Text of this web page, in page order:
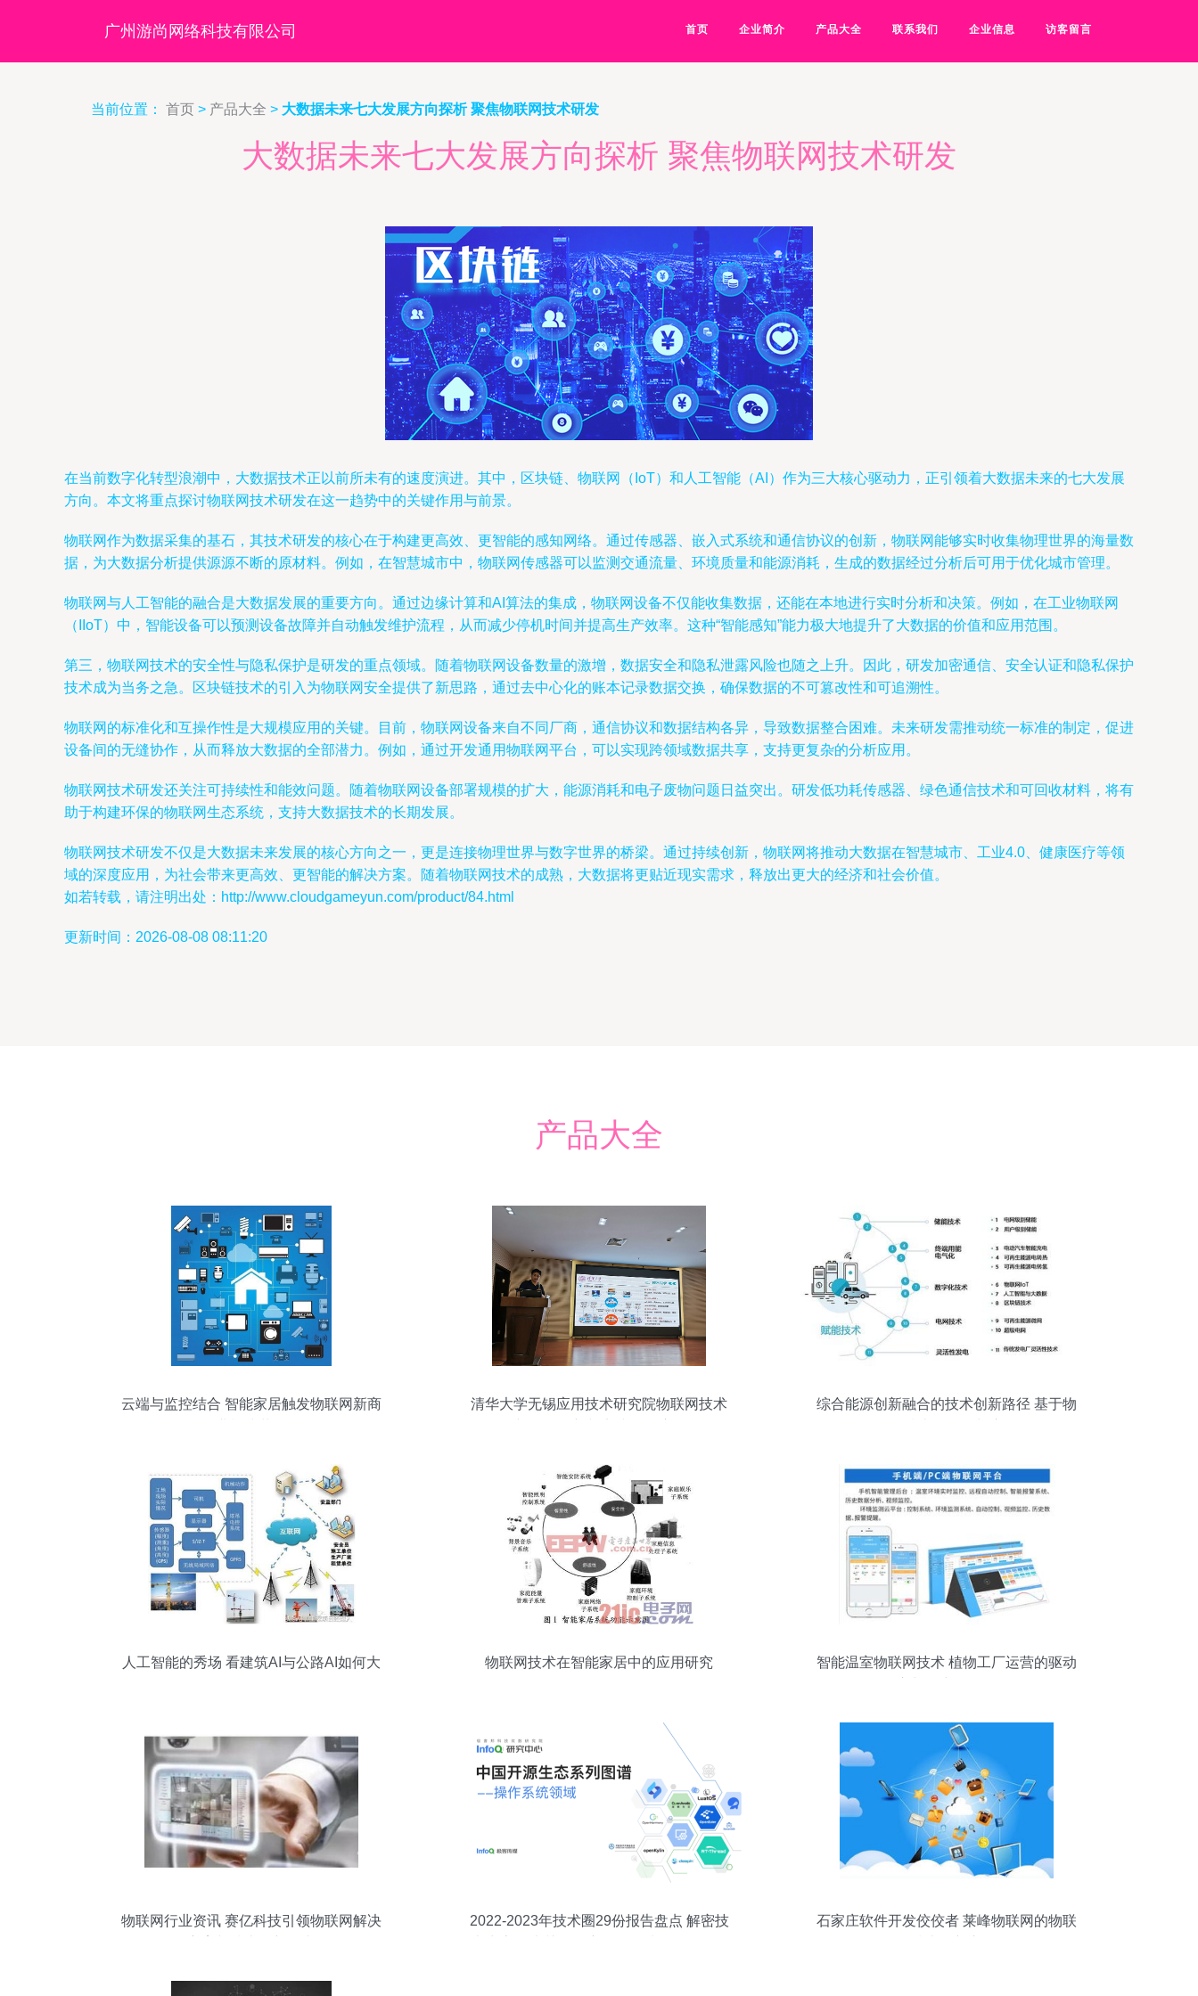
广州游尚网络科技有限公司 首页 企业简介 产品大全 联系我们 企业信息 访客留言
当前位置： 首页 > 产品大全 > 大数据未来七大发展方向探析 聚焦物联网技术研发
大数据未来七大发展方向探析 聚焦物联网技术研发
在当前数字化转型浪潮中，大数据技术正以前所未有的速度演进。其中，区块链、物联网（IoT）和人工智能（AI）作为三大核心驱动力，正引领着大数据未来的七大发展
方向。本文将重点探讨物联网技术研发在这一趋势中的关键作用与前景。
物联网作为数据采集的基石，其技术研发的核心在于构建更高效、更智能的感知网络。通过传感器、嵌入式系统和通信协议的创新，物联网能够实时收集物理世界的海量数
据，为大数据分析提供源源不断的原材料。例如，在智慧城市中，物联网传感器可以监测交通流量、环境质量和能源消耗，生成的数据经过分析后可用于优化城市管理。
物联网与人工智能的融合是大数据发展的重要方向。通过边缘计算和AI算法的集成，物联网设备不仅能收集数据，还能在本地进行实时分析和决策。例如，在工业物联网
（IIoT）中，智能设备可以预测设备故障并自动触发维护流程，从而减少停机时间并提高生产效率。这种“智能感知”能力极大地提升了大数据的价值和应用范围。
第三，物联网技术的安全性与隐私保护是研发的重点领域。随着物联网设备数量的激增，数据安全和隐私泄露风险也随之上升。因此，研发加密通信、安全认证和隐私保护
技术成为当务之急。区块链技术的引入为物联网安全提供了新思路，通过去中心化的账本记录数据交换，确保数据的不可篡改性和可追溯性。
物联网的标准化和互操作性是大规模应用的关键。目前，物联网设备来自不同厂商，通信协议和数据结构各异，导致数据整合困难。未来研发需推动统一标准的制定，促进
设备间的无缝协作，从而释放大数据的全部潜力。例如，通过开发通用物联网平台，可以实现跨领域数据共享，支持更复杂的分析应用。
物联网技术研发还关注可持续性和能效问题。随着物联网设备部署规模的扩大，能源消耗和电子废物问题日益突出。研发低功耗传感器、绿色通信技术和可回收材料，将有
助于构建环保的物联网生态系统，支持大数据技术的长期发展。
物联网技术研发不仅是大数据未来发展的核心方向之一，更是连接物理世界与数字世界的桥梁。通过持续创新，物联网将推动大数据在智慧城市、工业4.0、健康医疗等领
域的深度应用，为社会带来更高效、更智能的解决方案。随着物联网技术的成熟，大数据将更贴近现实需求，释放出更大的经济和社会价值。
如若转载，请注明出处：http://www.cloudgameyun.com/product/84.html
更新时间：2026-08-08 08:11:20
产品大全
云端与监控结合 智能家居触发物联网新商
清华大学无锡应用技术研究院物联网技术
综合能源创新融合的技术创新路径 基于物
人工智能的秀场 看建筑AI与公路AI如何大
物联网技术在智能家居中的应用研究
智能温室物联网技术 植物工厂运营的驱动
物联网行业资讯 赛亿科技引领物联网解决
2022-2023年技术圈29份报告盘点 解密技
石家庄软件开发佼佼者 莱峰物联网的物联